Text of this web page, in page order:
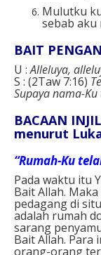
Mulutku
sebab
BAIT
U :Alleluya,
S : (2Taw 7:16)
Supaya nama-
BACAAN
menurut
“Rumah-Ku
Pada waktu itu
Bait Allah.
pedagang di
adalah rumah
sarang
Bait Allah. Para
orang-orang